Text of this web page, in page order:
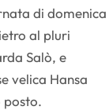
di domenica
al pluri
Salò, e
velica Hansa
posto.